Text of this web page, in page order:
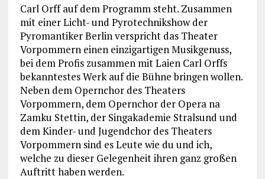
Carl Orff auf dem Programm steht. Zusammen
mit einer Licht- und Pyrotechnikshow der
Pyromantiker Berlin verspricht das Theater
Vorpommern einen einzigartigen Musikgenuss,
bei dem Profis zusammen mit Laien Carl Orffs
bekanntestes Werk auf die Bühne bringen wollen.
Neben dem Opernchor des Theaters
Vorpommern, dem Opernchor der Opera na
Zamku Stettin, der Singakademie Stralsund und
dem Kinder- und Jugendchor des Theaters
Vorpommern sind es Leute wie du und ich,
welche zu dieser Gelegenheit ihren ganz großen
Auftritt haben werden.